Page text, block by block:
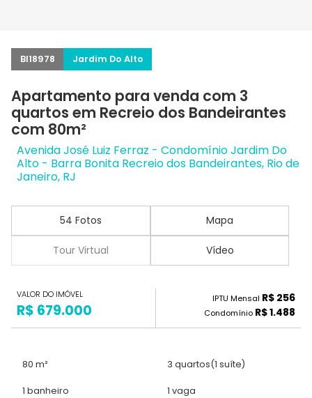
BI18978 Jardim Do Alto
Apartamento para venda com 3
quartos em Recreio dos Bandeirantes
com 80m²
Avenida José Luiz Ferraz - Condomínio Jardim Do
Alto - Barra Bonita Recreio dos Bandeirantes, Rio de
Janeiro, RJ
54 Fotos Mapa
Tour Virtual Vídeo
VALOR DO IMÓVEL
R$ 679.000
IPTU Mensal R$ 256
Condomínio R$ 1.488
80 m² 3 quartos(1 suíte)
1 banheiro 1 vaga